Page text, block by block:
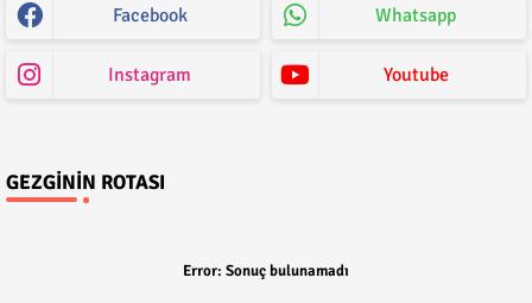
Facebook Whatsapp
Instagram Youtube
GEZGININ ROTASI
Error: Sonuç bulunamadı